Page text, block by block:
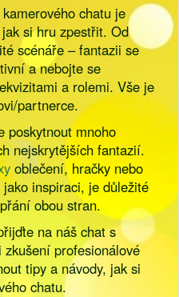
chatu je
si hru zpestřit. Od
scénáře – fantazii se
a nebojte se
a rolemi. Vše je
partnerce.
poskytnout mnoho
nejskrytějších fantazií.
oblečení, hračky nebo
inspiraci, je důležité
obou stran.
na náš chat s
profesionálové
tipy a návody, jak si
chatu.